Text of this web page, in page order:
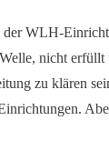
WLH-
nicht
zu klären